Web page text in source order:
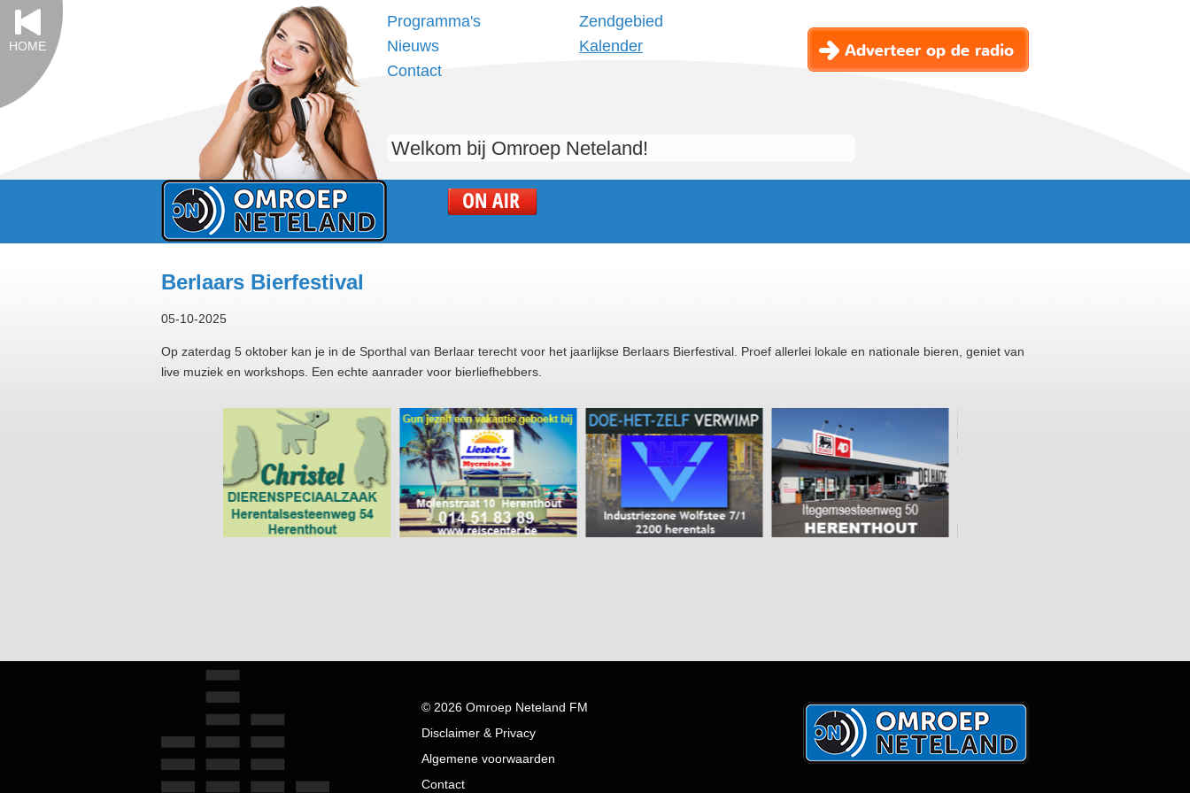
HOME
Programma's
Zendgebied
Nieuws
Kalender
Contact
Welkom bij Omroep Neteland!
Berlaars Bierfestival
05-10-2025
Op zaterdag 5 oktober kan je in de Sporthal van Berlaar terecht voor het jaarlijkse Berlaars Bierfestival. Proef allerlei lokale en nationale bieren, geniet van
live muziek en workshops. Een echte aanrader voor bierliefhebbers.
© 2026 Omroep Neteland FM
Disclaimer & Privacy
Algemene voorwaarden
Contact